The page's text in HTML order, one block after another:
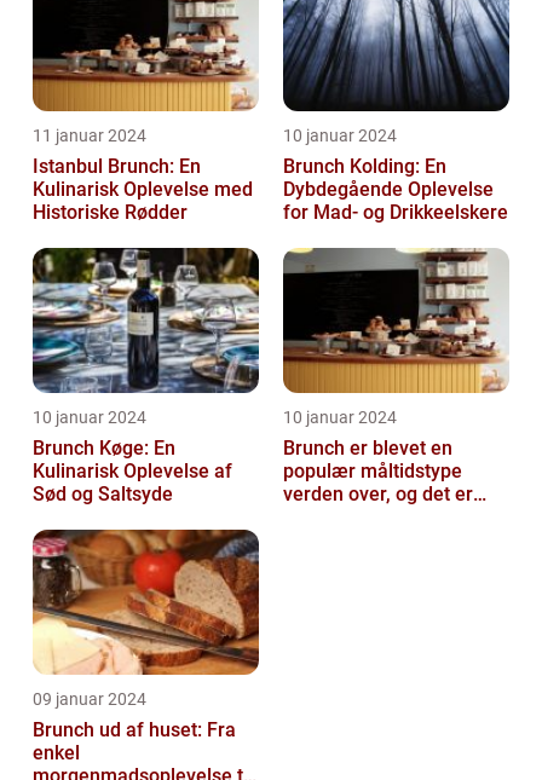
11 januar 2024
Istanbul Brunch: En
Kulinarisk Oplevelse med
Historiske Rødder
10 januar 2024
Brunch Kolding: En
Dybdegående Oplevelse
for Mad- og Drikkeelskere
10 januar 2024
Brunch Køge: En
Kulinarisk Oplevelse af
Sød og Saltsyde
10 januar 2024
Brunch er blevet en
populær måltidstype
verden over, og det er
09 januar 2024
Brunch ud af huset: Fra
enkel